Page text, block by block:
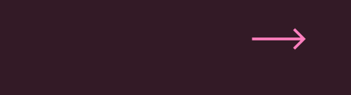
Volgende